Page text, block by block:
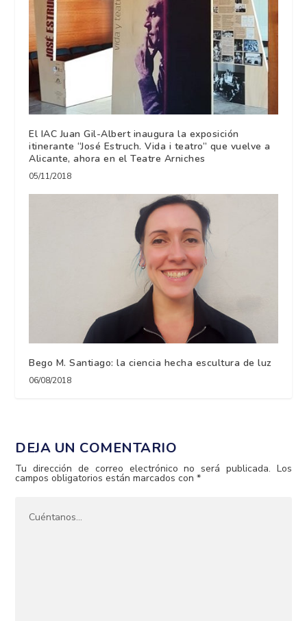
El IAC Juan Gil-Albert inaugura la exposición
itinerante “José Estruch. Vida i teatro” que vuelve a
Alicante, ahora en el Teatre Arniches
05/11/2018
Bego M. Santiago: la ciencia hecha escultura de luz
06/08/2018
DEJA UN COMENTARIO
Tu dirección de correo electrónico no será publicada. Los
campos obligatorios están marcados con*